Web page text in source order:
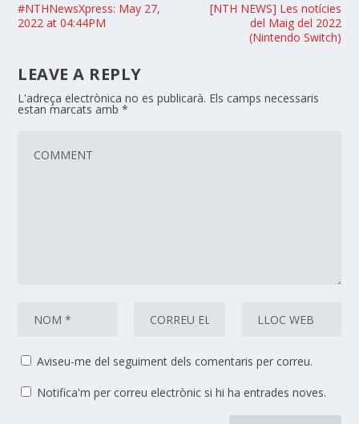
#NTHNewsXpress: May 27,
2022 at 04:44PM
[NTH NEWS] Les notícies
del Maig del 2022
(Nintendo Switch)
LEAVE A REPLY
L'adreça electrònica no es publicarà. Els camps necessaris
estan marcats amb*
Aviseu-me del seguiment dels comentaris per correu.
Notifica'm per correu electrònic si hi ha entrades noves.